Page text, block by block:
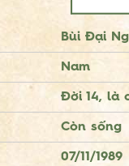
Bùi Đại
Nam
Đời 14, là
Còn sống
07/11/1989